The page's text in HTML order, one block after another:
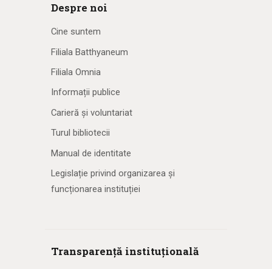
Despre noi
Cine suntem
Filiala Batthyaneum
Filiala Omnia
Informații publice
Carieră și voluntariat
Turul bibliotecii
Manual de identitate
Legislație privind organizarea și
funcționarea instituției
Transparență instituțională